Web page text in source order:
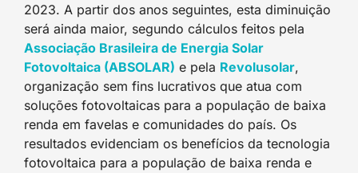
2023. A partir dos anos seguintes, esta diminuição
será ainda maior, segundo cálculos feitos pela
Associação Brasileira de Energia Solar
Fotovoltaica (ABSOLAR) e pela Revolusolar,
organização sem fins lucrativos que atua com
soluções fotovoltaicas para a população de baixa
renda em favelas e comunidades do país. Os
resultados evidenciam os benefícios da tecnologia
fotovoltaica para a população de baixa renda e